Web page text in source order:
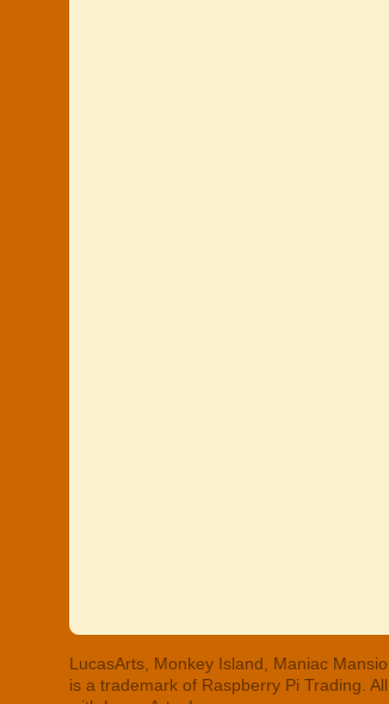
LucasArts, Monkey Island, Maniac
is a trademark of Raspberry Pi Trading.